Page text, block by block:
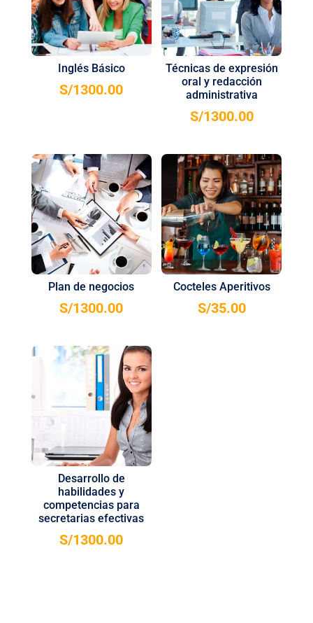
Inglés Básico
S/1300.00
Técnicas de expresión
oral y redacción
administrativa
S/1300.00
Plan de negocios
S/1300.00
Cocteles Aperitivos
S/35.00
Desarrollo de
habilidades y
competencias para
secretarias efectivas
S/1300.00